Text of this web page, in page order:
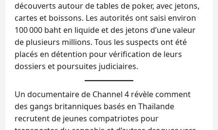
découverts autour de tables de poker, avec jetons,
cartes et boissons. Les autorités ont saisi environ
100 000 baht en liquide et des jetons d’une valeur
de plusieurs millions. Tous les suspects ont été
placés en détention pour vérification de leurs
dossiers et poursuites judiciaires.
Un documentaire de Channel 4 révèle comment
des gangs britanniques basés en Thaïlande
recrutent de jeunes compatriotes pour